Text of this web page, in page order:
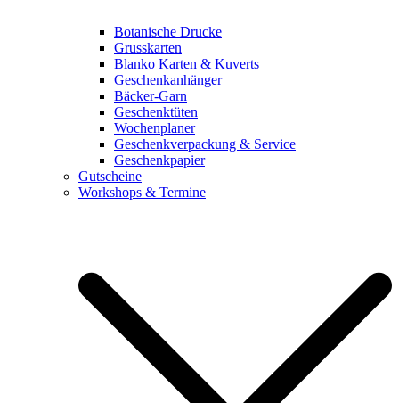
Botanische Drucke
Grusskarten
Blanko Karten & Kuverts
Geschenkanhänger
Bäcker-Garn
Geschenktüten
Wochenplaner
Geschenkverpackung & Service
Geschenkpapier
Gutscheine
Workshops & Termine